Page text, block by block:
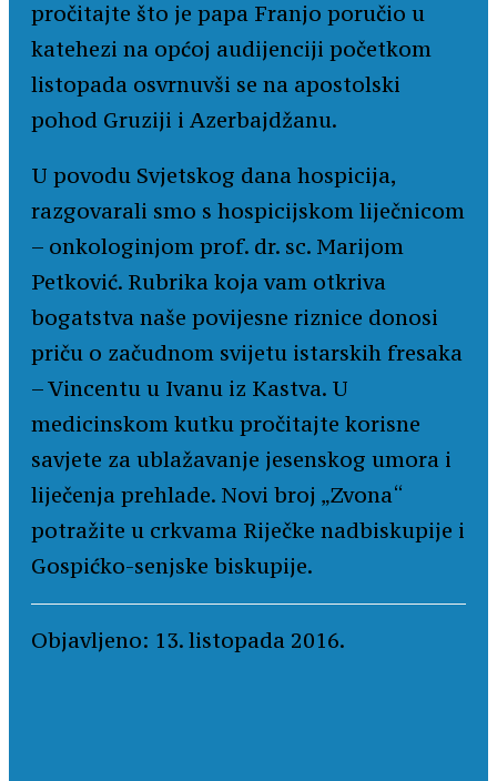
pročitajte što je papa Franjo poručio u
katehezi na općoj audijenciji početkom
listopada osvrnuvši se na apostolski
pohod Gruziji i Azerbajdžanu.
U povodu Svjetskog dana hospicija,
razgovarali smo s hospicijskom liječnicom
– onkologinjom prof. dr. sc. Marijom
Petković. Rubrika koja vam otkriva
bogatstva naše povijesne riznice donosi
priču o začudnom svijetu istarskih fresaka
– Vincentu u Ivanu iz Kastva. U
medicinskom kutku pročitajte korisne
savjete za ublažavanje jesenskog umora i
liječenja prehlade. Novi broj „Zvona“
potražite u crkvama Riječke nadbiskupije i
Gospićko-senjske biskupije.
Objavljeno: 13. listopada 2016.